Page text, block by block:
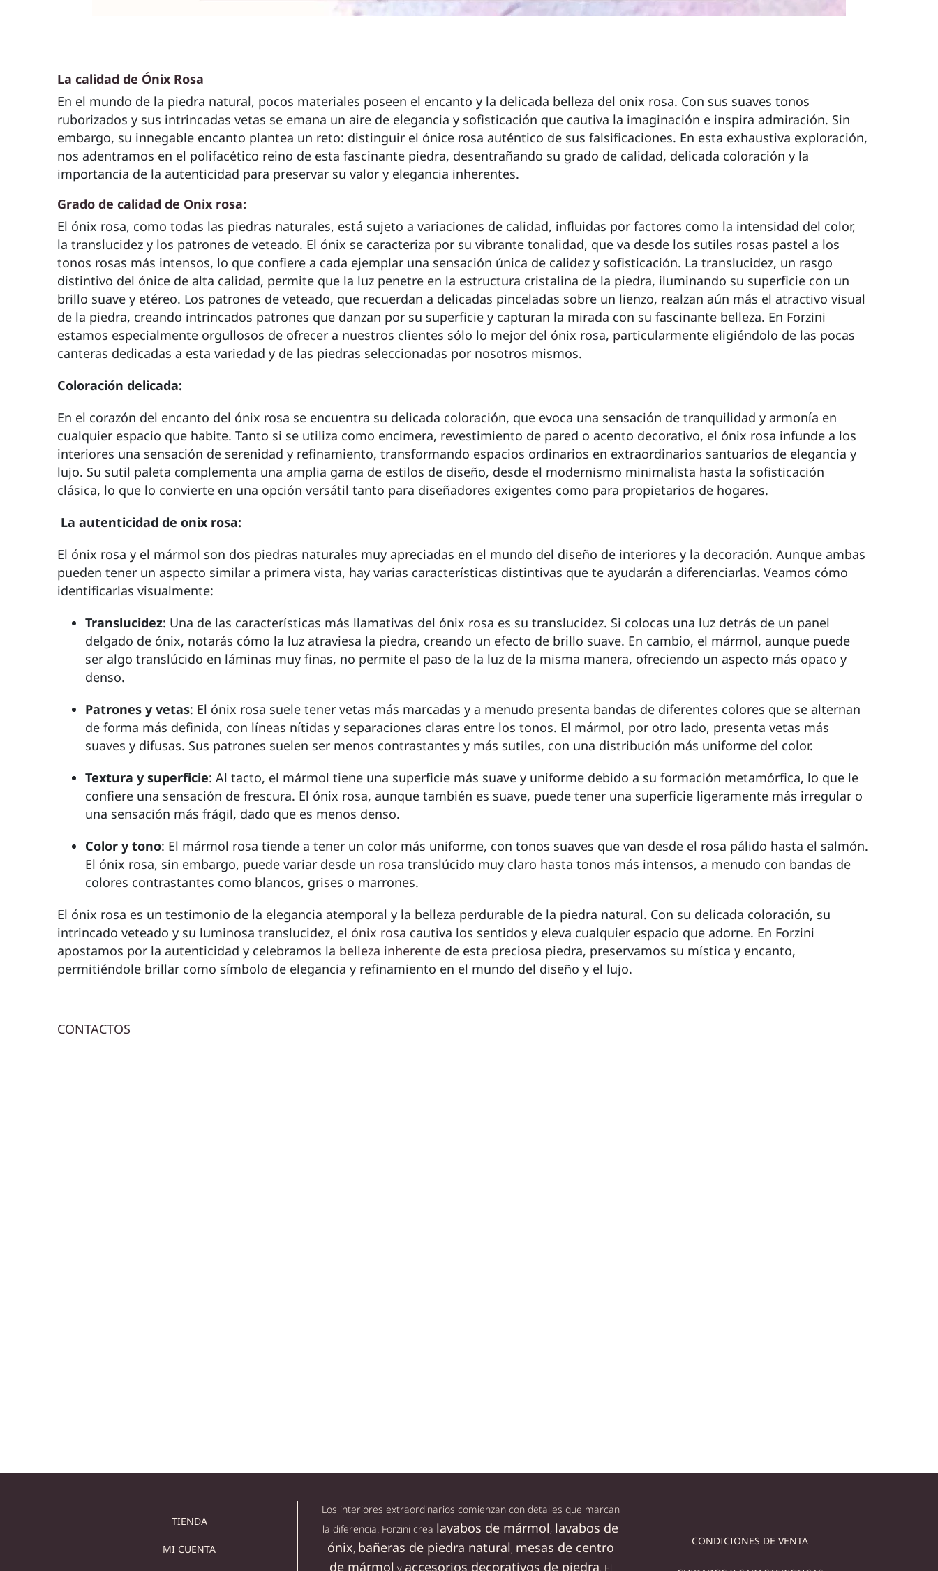
La calidad de Ónix Rosa
En el mundo de la piedra natural, pocos materiales poseen el encanto y la delicada belleza del onix rosa. Con sus suaves tonos
ruborizados y sus intrincadas vetas se emana un aire de elegancia y sofisticación que cautiva la imaginación e inspira admiración. Sin
embargo, su innegable encanto plantea un reto: distinguir el ónice rosa auténtico de sus falsificaciones. En esta exhaustiva exploración,
nos adentramos en el polifacético reino de esta fascinante piedra, desentrañando su grado de calidad, delicada coloración y la
importancia de la autenticidad para preservar su valor y elegancia inherentes.
Grado de calidad de Onix rosa:
El ónix rosa, como todas las piedras naturales, está sujeto a variaciones de calidad, influidas por factores como la intensidad del color,
la translucidez y los patrones de veteado. El ónix se caracteriza por su vibrante tonalidad, que va desde los sutiles rosas pastel a los
tonos rosas más intensos, lo que confiere a cada ejemplar una sensación única de calidez y sofisticación. La translucidez, un rasgo
distintivo del ónice de alta calidad, permite que la luz penetre en la estructura cristalina de la piedra, iluminando su superficie con un
brillo suave y etéreo. Los patrones de veteado, que recuerdan a delicadas pinceladas sobre un lienzo, realzan aún más el atractivo visual
de la piedra, creando intrincados patrones que danzan por su superficie y capturan la mirada con su fascinante belleza. En Forzini
estamos especialmente orgullosos de ofrecer a nuestros clientes sólo lo mejor del ónix rosa, particularmente eligiéndolo de las pocas
canteras dedicadas a esta variedad y de las piedras seleccionadas por nosotros mismos.
Coloración delicada:
En el corazón del encanto del ónix rosa se encuentra su delicada coloración, que evoca una sensación de tranquilidad y armonía en
cualquier espacio que habite. Tanto si se utiliza como encimera, revestimiento de pared o acento decorativo, el ónix rosa infunde a los
interiores una sensación de serenidad y refinamiento, transformando espacios ordinarios en extraordinarios santuarios de elegancia y
lujo. Su sutil paleta complementa una amplia gama de estilos de diseño, desde el modernismo minimalista hasta la sofisticación
clásica, lo que lo convierte en una opción versátil tanto para diseñadores exigentes como para propietarios de hogares.
La autenticidad de onix rosa:
El ónix rosa y el mármol son dos piedras naturales muy apreciadas en el mundo del diseño de interiores y la decoración. Aunque ambas
pueden tener un aspecto similar a primera vista, hay varias características distintivas que te ayudarán a diferenciarlas. Veamos cómo
identificarlas visualmente:
Translucidez: Una de las características más llamativas del ónix rosa es su translucidez. Si colocas una luz detrás de un panel
delgado de ónix, notarás cómo la luz atraviesa la piedra, creando un efecto de brillo suave. En cambio, el mármol, aunque puede
ser algo translúcido en láminas muy finas, no permite el paso de la luz de la misma manera, ofreciendo un aspecto más opaco y
denso.
Patrones y vetas: El ónix rosa suele tener vetas más marcadas y a menudo presenta bandas de diferentes colores que se alternan
de forma más definida, con líneas nítidas y separaciones claras entre los tonos. El mármol, por otro lado, presenta vetas más
suaves y difusas. Sus patrones suelen ser menos contrastantes y más sutiles, con una distribución más uniforme del color.
Textura y superficie: Al tacto, el mármol tiene una superficie más suave y uniforme debido a su formación metamórfica, lo que le
confiere una sensación de frescura. El ónix rosa, aunque también es suave, puede tener una superficie ligeramente más irregular o
una sensación más frágil, dado que es menos denso.
Color y tono: El mármol rosa tiende a tener un color más uniforme, con tonos suaves que van desde el rosa pálido hasta el salmón.
El ónix rosa, sin embargo, puede variar desde un rosa translúcido muy claro hasta tonos más intensos, a menudo con bandas de
colores contrastantes como blancos, grises o marrones.
El ónix rosa es un testimonio de la elegancia atemporal y la belleza perdurable de la piedra natural. Con su delicada coloración, su
intrincado veteado y su luminosa translucidez, el ónix rosa cautiva los sentidos y eleva cualquier espacio que adorne. En Forzini
apostamos por la autenticidad y celebramos la belleza inherente de esta preciosa piedra, preservamos su mística y encanto,
permitiéndole brillar como símbolo de elegancia y refinamiento en el mundo del diseño y el lujo.
CONTACTOS
TIENDA
MI CUENTA
Los interiores extraordinarios comienzan con detalles que marcan
la diferencia. Forzini crea lavabos de mármol, lavabos de
ónix, bañeras de piedra natural, mesas de centro
de mármol y accesorios decorativos de piedra . El
CONDICIONES DE VENTA